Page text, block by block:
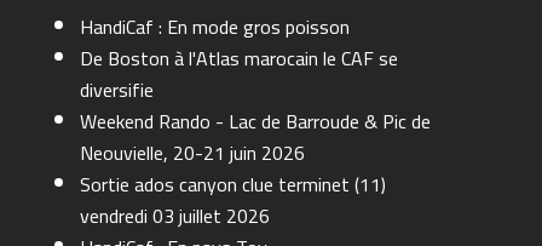
HandiCaf : En mode gros poisson
De Boston à l'Atlas marocain le CAF se
diversifie
Weekend Rando - Lac de Barroude & Pic de
Neouvielle, 20-21 juin 2026
Sortie ados canyon clue terminet (11)
vendredi 03 juillet 2026